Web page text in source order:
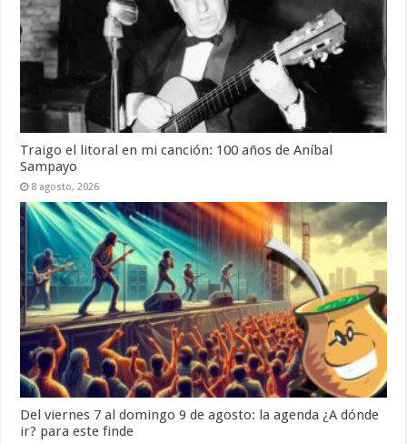
Traigo el litoral en mi canción: 100 años de Aníbal
Sampayo
8 agosto, 2026
Del viernes 7 al domingo 9 de agosto: la agenda ¿A dónde
ir? para este finde